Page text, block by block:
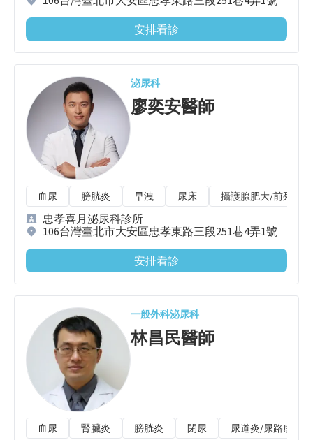
安排看診
泌尿科
廖奕安醫師
血尿 膀胱炎 早洩 尿床 攝護腺肥大/前列腺
忠孝喜月泌尿科診所
106台灣臺北市大安區忠孝東路三段251巷4弄1號
安排看診
一般外科泌尿科
林昌民醫師
血尿 腎臟炎 膀胱炎 閉尿 尿道炎/尿路感染